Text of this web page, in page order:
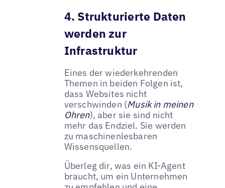
4. Strukturierte Daten
werden zur
Infrastruktur
Eines der wiederkehrenden
Themen in beiden Folgen ist,
dass Websites nicht
verschwinden (Musik in meinen
Ohren), aber sie sind nicht
mehr das Endziel. Sie werden
zu maschinenlesbaren
Wissensquellen.
Überleg dir, was ein KI-Agent
braucht, um ein Unternehmen